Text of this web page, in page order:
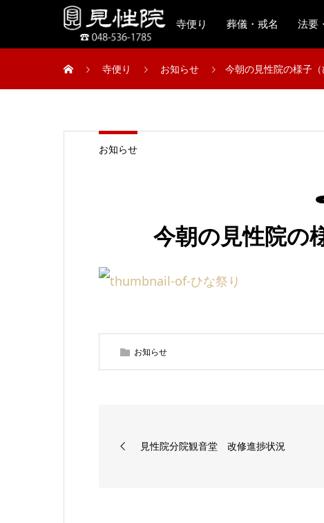
寺便り 葬儀・戒名 法要
寺便り お知らせ 今朝の見性院の様子（
お知らせ
今朝の見性院の
お知らせ
見性院分院観音堂 改修進捗状況